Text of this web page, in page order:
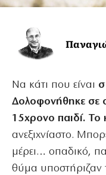
Nα κάτι που είναι
Δολοφονήθηκε σε
15χρονο παιδί. Το
ανεξιχνίαστο.
μέρει… οπαδικό,
θύμα υποστήριζαν